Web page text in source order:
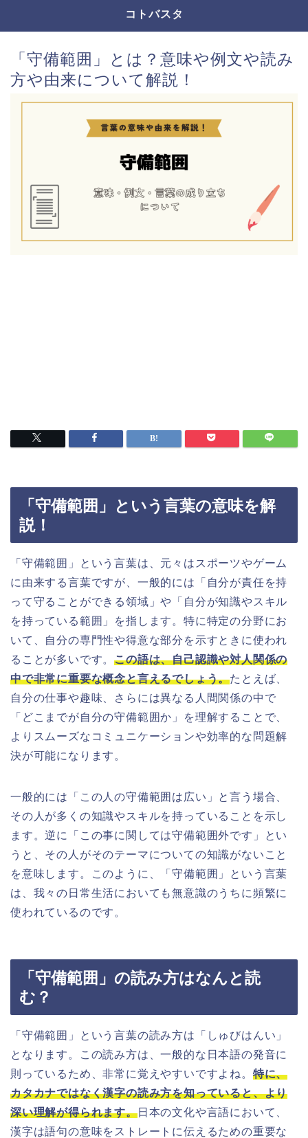
コトバスタ
「守備範囲」とは？意味や例文や読み
方や由来について解説！
「守備範囲」という言葉の意味を解
説！
「守備範囲」という言葉は、元々はスポーツやゲーム
に由来する言葉ですが、一般的には「自分が責任を持
って守ることができる領域」や「自分が知識やスキル
を持っている範囲」を指します。特に特定の分野にお
いて、自分の専門性や得意な部分を示すときに使われ
ることが多いです。この語は、自己認識や対人関係の
中で非常に重要な概念と言えるでしょう。たとえば、
自分の仕事や趣味、さらには異なる人間関係の中で
「どこまでが自分の守備範囲か」を理解することで、
よりスムーズなコミュニケーションや効率的な問題解
決が可能になります。
一般的には「この人の守備範囲は広い」と言う場合、
その人が多くの知識やスキルを持っていることを示し
ます。逆に「この事に関しては守備範囲外です」とい
うと、その人がそのテーマについての知識がないこと
を意味します。このように、「守備範囲」という言葉
は、我々の日常生活においても無意識のうちに頻繁に
使われているのです。
「守備範囲」の読み方はなんと読
む？
「守備範囲」という言葉の読み方は「しゅびはんい」
となります。この読み方は、一般的な日本語の発音に
則っているため、非常に覚えやすいですよね。 特に、
カタカナではなく漢字の読み方を知っていると、より
深い理解が得られます。日本の文化や言語において、
漢字は語句の意味をストレートに伝えるための重要な